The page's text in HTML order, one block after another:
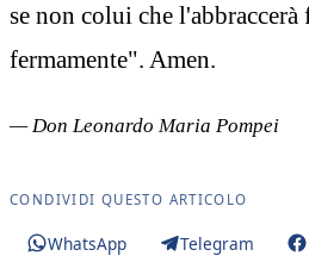
se non colui che l'abbraccerà
fermamente". Amen.
— Don Leonardo Maria Pompei
CONDIVIDI QUESTO ARTICOLO
WhatsApp Telegram